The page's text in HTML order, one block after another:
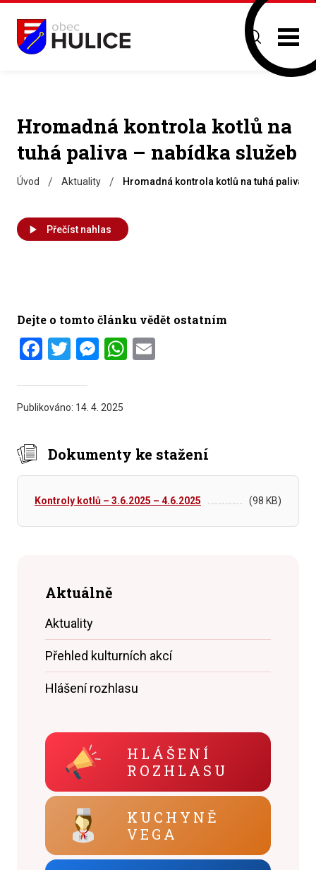
Hromadná kontrola kotlů na
tuhá paliva – nabídka služeb
Úvod / Aktuality / Hromadná kontrola kotlů na tuhá paliva –
Přečíst nahlas
Dejte o tomto článku vědět ostatním
Facebook
Twitter
Messenger
WhatsApp
Publikováno: 14. 4. 2025
Dokumenty ke stažení
Kontroly kotlů – 3.6.2025 – 4.6.2025 (98 KB)
Aktuálně
Aktuality
Přehled kulturních akcí
Hlášení rozhlasu
HLÁŠENÍ
ROZHLASU
KUCHYNĚ
VEGA